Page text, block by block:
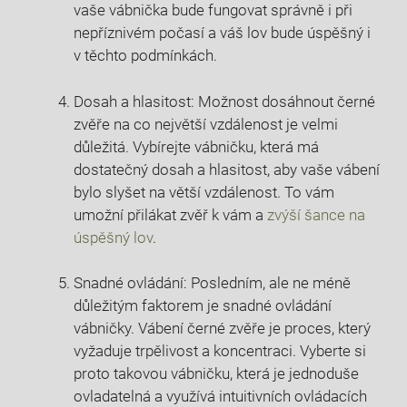
vaše vábnička bude fungovat správně i při
nepříznivém počasí a váš lov bude úspěšný i
v těchto podmínkách.
Dosah a hlasitost: Možnost dosáhnout černé
zvěře na co největší vzdálenost je velmi
důležitá. Vybírejte vábničku, která má
dostatečný dosah a hlasitost, aby vaše vábení
bylo slyšet na větší vzdálenost. To vám
umožní přilákat zvěř k vám a zvýší šance na
úspěšný lov.
Snadné ovládání: Posledním, ale ne méně
důležitým faktorem je snadné ovládání
vábničky. Vábení černé zvěře je proces, který
vyžaduje trpělivost a koncentraci. Vyberte si
proto takovou vábničku, která je jednoduše
ovladatelná a využívá intuitivních ovládacích